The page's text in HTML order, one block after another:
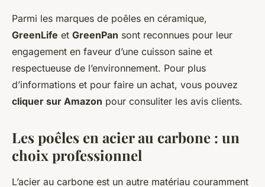
Parmi les marques de poêles en céramique,
GreenLife et GreenPan sont reconnues pour leur
engagement en faveur d’une cuisson saine et
respectueuse de l’environnement. Pour plus
d’informations et pour faire un achat, vous pouvez
cliquer sur Amazon pour consuliter les avis clients.
Les poêles en acier au carbone : un
choix professionnel
L’acier au carbone est un autre matériau couramment